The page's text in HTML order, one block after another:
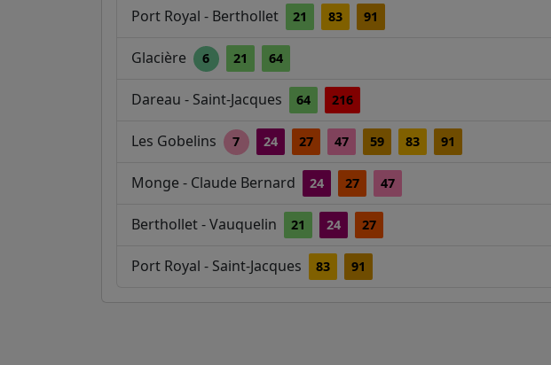
Port Royal - Berthollet 21 83 91
Glacière 6 21 64
Dareau - Saint-Jacques 64 216
Les Gobelins 7 24 27 47 59 83 91
Monge - Claude Bernard 24 27 47
Berthollet - Vauquelin 21 24 27
Port Royal - Saint-Jacques 83 91